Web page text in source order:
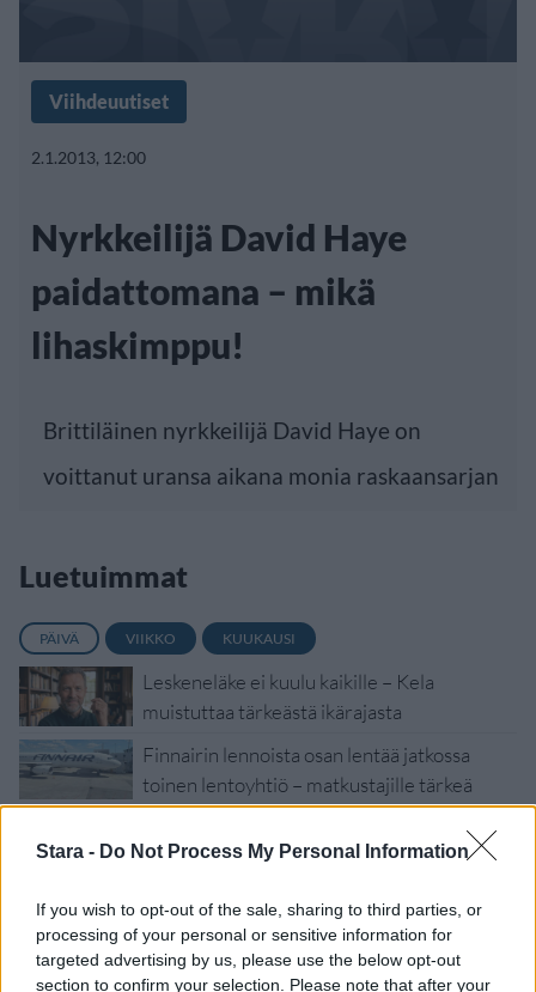
Stara - Do Not Process My Personal Information
If you wish to opt-out of the sale, sharing to third parties, or
processing of your personal or sensitive information for
targeted advertising by us, please use the below opt-out
section to confirm your selection. Please note that after your
Viihdeuutiset
2.1.2013, 12:00
Nyrkkeilijä David Haye
paidattomana – mikä
lihaskimppu!
Brittiläinen nyrkkeilijä David Haye on
voittanut uransa aikana monia raskaansarjan
Luetuimmat
PÄIVÄ VIIKKO KUUKAUSI
Leskeneläke ei kuulu kaikille – Kela
muistuttaa tärkeästä ikärajasta
Finnairin lennoista osan lentää jatkossa
toinen lentoyhtiö – matkustajille tärkeä
rajoitus
Kela voi leikata tukia ulkomaanmatkan
Suolikaasun tuoksu levisi Spider-Man -
näytöksessä – yleisö poistui paikalta